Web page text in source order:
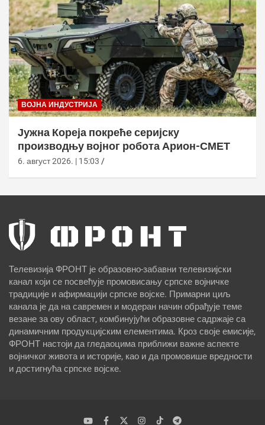
ВОЈНА ИНДУСТРИЈА
Јужна Кореја покреће серијску
производњу војног робота Арион-СМЕТ
6. август 2026. | 15:03
Телевизија ФРОНТ је образовно-забавни телевизијски
канал који се посвећује промовисању српске војничке
традиције и афирмацији српске војске. Примарни циљ
канала је да на савремен и модеран начин обрађује теме
везане за ову област, комбинујући образовне садржаје са
динамичним продукцијским елементима. Кроз своје емисије,
ФРОНТ настоји да гледаоцима приближи важне аспекте
војничког живота и историје, као и да промовише вредности
и достигнућа српске војске.